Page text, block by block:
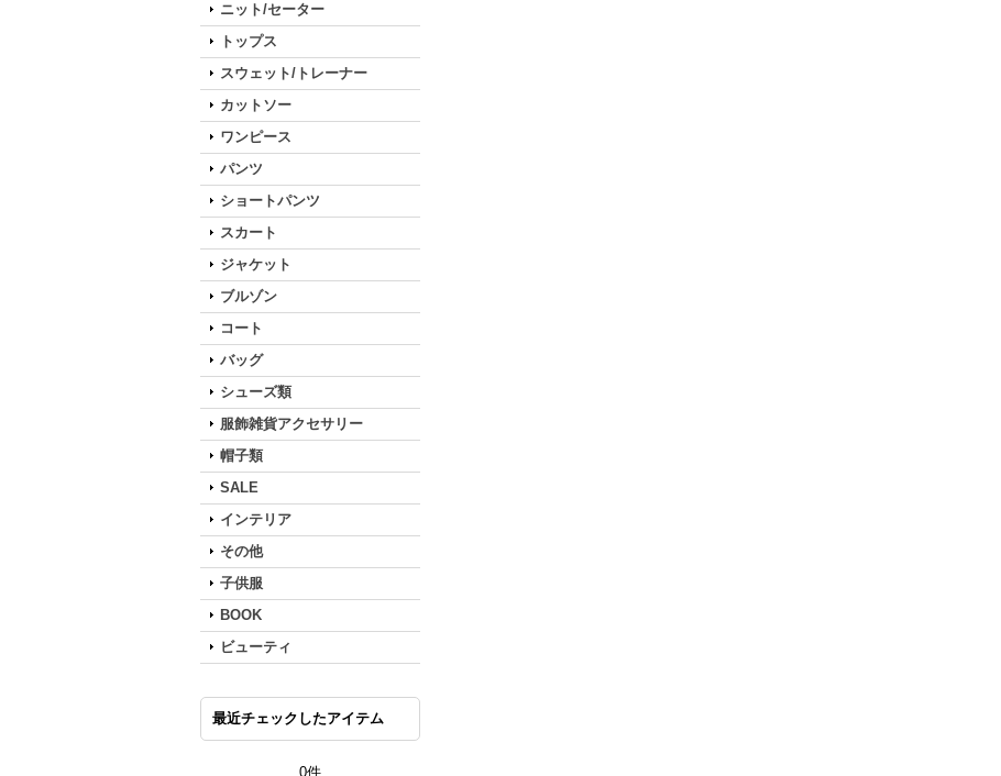
ニット/セーター
トップス
スウェット/トレーナー
カットソー
ワンピース
パンツ
ショートパンツ
スカート
ジャケット
ブルゾン
コート
バッグ
シューズ類
服飾雑貨アクセサリー
帽子類
SALE
インテリア
その他
子供服
BOOK
ビューティ
最近チェックしたアイテム
0件